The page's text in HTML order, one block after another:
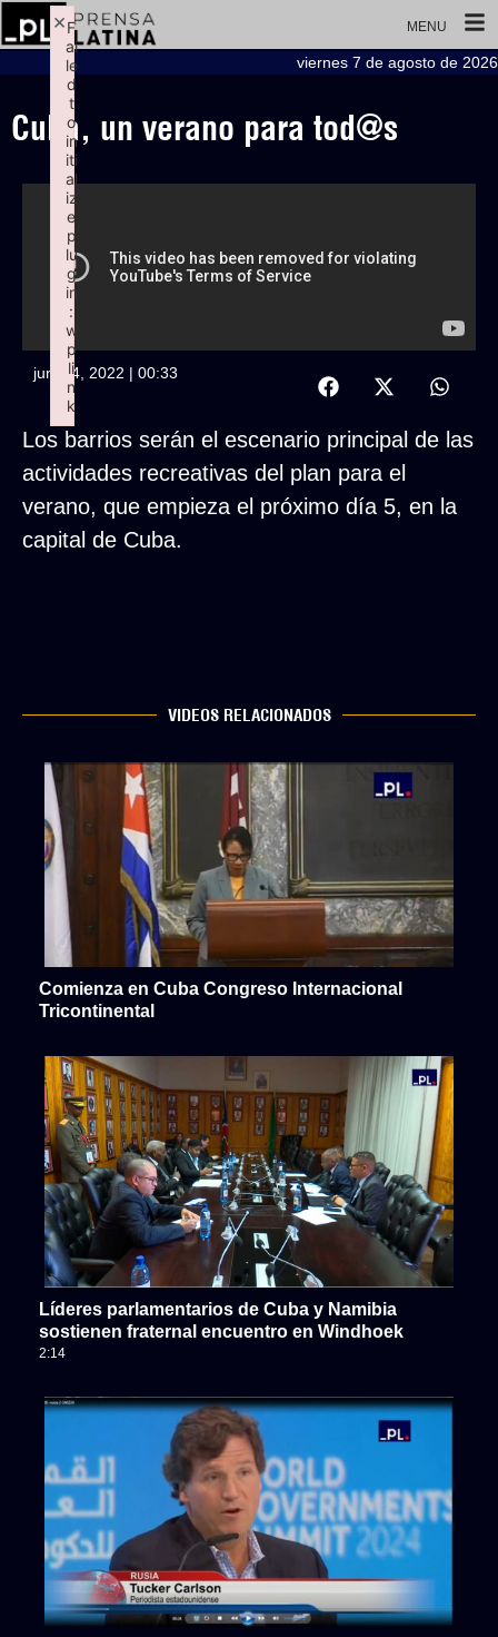
MENU
viernes 7 de agosto de 2026
Cuba, un verano para tod@s
junio 4, 2022 | 00:33
Los barrios serán el escenario principal de las
actividades recreativas del plan para el
verano, que empieza el próximo día 5, en la
capital de Cuba.
VIDEOS RELACIONADOS
Comienza en Cuba Congreso Internacional
Tricontinental
Líderes parlamentarios de Cuba y Namibia
sostienen fraternal encuentro en Windhoek
2:14
F
ai
le
d
t
o
in
iti
al
iz
e
p
lu
g
in
:
w
p
li
n
k
×
Failed to initialize plugin: wplink